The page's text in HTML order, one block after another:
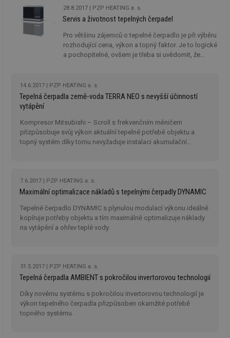
nedostanou. Veletrh FOR ARCH se koná na výstavišti
PVA EXPO PRAHA Letňany ve dnech 19. – 23. září
28.8.2017 PZP HEATING a. s.
Servis a životnost tepelných čerpadel
Pro většinu zájemců o tepelné čerpadlo je při výběru
rozhodující cena, výkon a topný faktor. Je to logické
a pochopitelné, ovšem je třeba si uvědomit, že
zajišťovat údržbu a pravidelný servis.
14.6.2017 PZP HEATING a. s.
Tepelná čerpadla země-voda TERRA NEO s nevyšší účinností
vytápění
Kompresor Mitsubishi – Scroll s frekvenčním měničem
přizpůsobuje svůj výkon aktuální tepelné potřebě objektu a
topný systém díky tomu nevyžaduje instalaci akumulační
7.6.2017 PZP HEATING a. s.
Maximální optimalizace nákladů s tepelnými čerpadly DYNAMIC
Tepelné čerpadlo DYNAMIC s plynulou modulací výkonu ideálně
kopíruje potřeby objektu a tím maximálně optimalizuje náklady
na vytápění a ohřev teplé vody.
31.5.2017 PZP HEATING a. s.
Tepelná čerpadla AMBIENT s pokročilou invertorovou technologií
Díky novému systému s pokročilou invertorovou technologií je
výkon tepelného čerpadla přizpůsoben okamžité potřebě
topného systému.